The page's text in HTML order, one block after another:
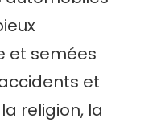
et semées
et
religion, la